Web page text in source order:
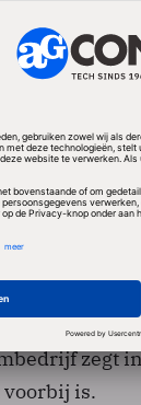
hebben om
Met
zegt
is.